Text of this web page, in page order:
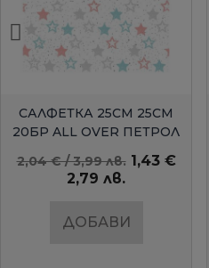
БЪРЗ ПРЕГЛЕД
САЛФЕТКА 25СМ 25СМ
20БР ALL OVER ПЕТРОЛ
2,04 € / 3,99 лв. 1,43 €
2,79 лв.
ДОБАВИ